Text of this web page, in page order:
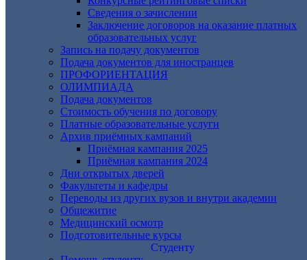
Сведения о зачислении
Заключение договоров на оказание платных
образовательных услуг
Запись на подачу документов
Подача документов для иностранцев
ПРОФОРИЕНТАЦИЯ
ОЛИМПИАДА
Подача документов
Стоимость обучения по договору
Платные образовательные услуги
Архив приёмных кампаний
Приёмная кампания 2025
Приёмная кампания 2024
Дни открытых дверей
Факультеты и кафедры
Переводы из других вузов и внутри академии
Общежитие
Медицинский осмотр
Подготовительные курсы
Студенту